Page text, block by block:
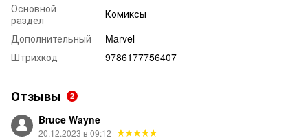
Основной
раздел
Комиксы
Дополнительный
Marvel
Штрихкод
9786177756407
Отзывы 2
Bruce Wayne
20.12.2023 в 09:12